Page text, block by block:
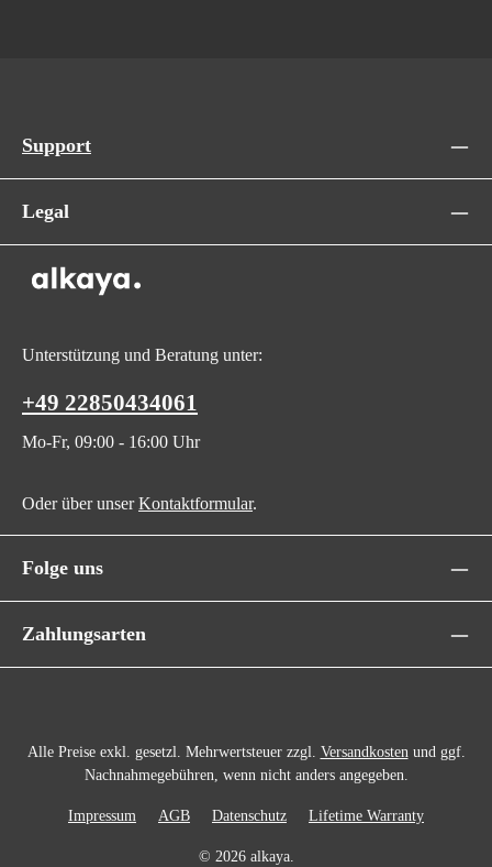
Support
Legal
Unterstützung und Beratung unter:
+49 22850434061
Mo-Fr, 09:00 - 16:00 Uhr
Oder über unserKontaktformular.
Folge uns
Zahlungsarten
Alle Preise exkl. gesetzl. Mehrwertsteuer zzgl. Versandkostenund ggf.
Nachnahmegebühren, wenn nicht anders angegeben.
© 2026 alkaya.
Impressum AGB Datenschutz Lifetime Warranty